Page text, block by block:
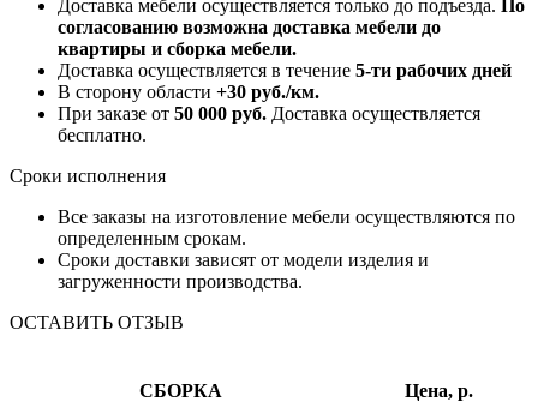
Доставка мебели осуществляется только до подъезда. По
согласованию возможна доставка мебели до
квартиры и сборка мебели.
Доставка осуществляется в течение 5-ти рабочих дней
В сторону области +30 руб./км.
При заказе от 50 000 руб. Доставка осуществляется
бесплатно.
Сроки исполнения
Все заказы на изготовление мебели осуществляются по
определенным срокам.
Сроки доставки зависят от модели изделия и
загруженности производства.
ОСТАВИТЬ ОТЗЫВ
СБОРКА
Цена, р.